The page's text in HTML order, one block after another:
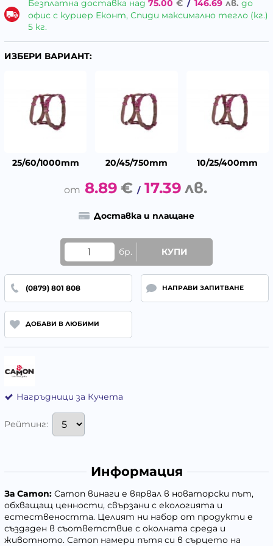
Безплатна доставка над 75.00 € / 146.69 лв. до
офис с куриер Еконт, Спиди максимално тегло (кг.)
5 кг.
ИЗБЕРИ ВАРИАНТ:
25/60/1000mm 20/45/750mm 10/25/400mm
8.89 € / 17.39 лв.
Доставка и плащане
бр. КУПИ
(0879) 801 808 НАПРАВИ ЗАПИТВАНЕ
ДОБАВИ В ЛЮБИМИ
Нагръдници за Кучета
Рейтинг:
Информация
За Camon: Camon винаги е вярвал в новаторски път,
обхващащ ценности, свързани с екологията и
естествеността. Целият ни набор от продукти е
създаден в съответствие с околната среда и
животното. Camon намери пътя си в сърцето на